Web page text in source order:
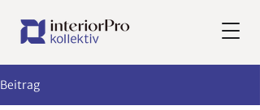
Beitrag